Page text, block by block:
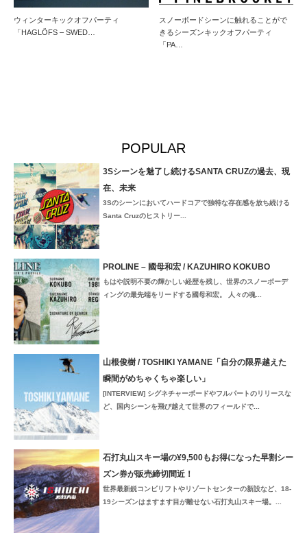
ウィンターキックオフパーティ
「HAGLÖFS – SWED…
スノーボードシーンに触れることがで
きるシーズンキックオフパーティ
「PA…
POPULAR
3Sシーンを魅了し続けるSANTA CRUZの過去、現
在、未来
3Sのシーンにおいてハードコアで独特な存在感を放ち続ける
Santa Cruzのヒストリー...
PROLINE – 國母和宏 / KAZUHIRO KOKUBO
もはや説明不要の輝かしい経歴を残し、世界のスノーボーデ
ィングの最先端をリードする國母和宏。 人々の魂...
山根俊樹 / TOSHIKI YAMANE「自分の限界越えた
瞬間がめちゃくちゃ楽しい」
[INTERVIEW] シグネチャーボードやフルパートのリリースな
ど、国内シーンを飛び越えて世界のフィールドで...
石打丸山スキー場の¥9,500もお得になった早割シー
ズン券が販売締切間近！
世界最新鋭コンビリフトやリゾートセンターの新設など、18-
19シーズンはますます目が離せない石打丸山スキー場。...